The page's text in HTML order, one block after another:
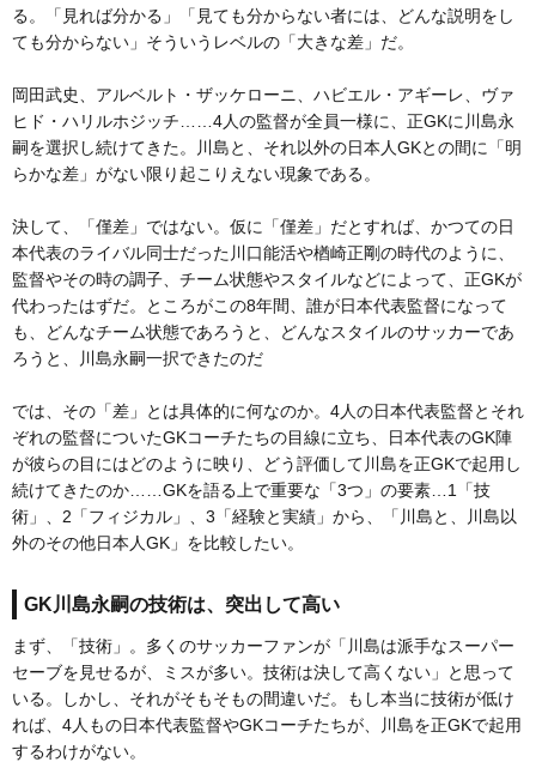
る。「見れば分かる」「見ても分からない者には、どんな説明をし
ても分からない」そういうレベルの「大きな差」だ。
岡田武史、アルベルト・ザッケローニ、ハビエル・アギーレ、ヴァ
ヒド・ハリルホジッチ……4人の監督が全員一様に、正GKに川島永
嗣を選択し続けてきた。川島と、それ以外の日本人GKとの間に「明
らかな差」がない限り起こりえない現象である。
決して、「僅差」ではない。仮に「僅差」だとすれば、かつての日
本代表のライバル同士だった川口能活や楢崎正剛の時代のように、
監督やその時の調子、チーム状態やスタイルなどによって、正GKが
代わったはずだ。ところがこの8年間、誰が日本代表監督になって
も、どんなチーム状態であろうと、どんなスタイルのサッカーであ
ろうと、川島永嗣一択できたのだ
では、その「差」とは具体的に何なのか。4人の日本代表監督とそれ
ぞれの監督についたGKコーチたちの目線に立ち、日本代表のGK陣
が彼らの目にはどのように映り、どう評価して川島を正GKで起用し
続けてきたのか……GKを語る上で重要な「3つ」の要素…1「技
術」、2「フィジカル」、3「経験と実績」から、「川島と、川島以
外のその他日本人GK」を比較したい。
GK川島永嗣の技術は、突出して高い
まず、「技術」。多くのサッカーファンが「川島は派手なスーパー
セーブを見せるが、ミスが多い。技術は決して高くない」と思って
いる。しかし、それがそもそもの間違いだ。もし本当に技術が低け
れば、4人もの日本代表監督やGKコーチたちが、川島を正GKで起用
するわけがない。